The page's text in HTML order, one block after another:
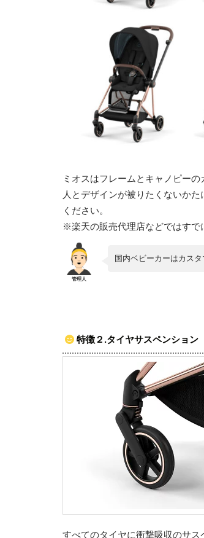
ミオスはフレームとキャノピー
人とデザインが被りたくないか
ください。
※楽天の販売代理店などではすで
国内ベビーカーはカス
特徴２.タイヤサスペンション
すべてのタイヤに衝撃吸収のサ